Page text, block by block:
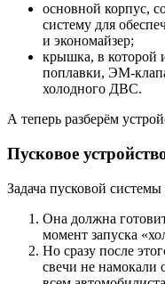
основной корпус,
систему для
и экономайзер;
крышка, в которой
поплавки, ЭМ-
холодного ДВС.
А теперь разберём
Пусковое
Задача пусковой системы
Она должна
момент запуска
Но сразу после
свечи не намокали